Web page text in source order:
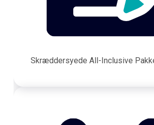
Skræddersyede All-Inclusive